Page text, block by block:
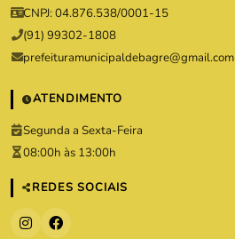
CNPJ: 04.876.538/0001-15
(91) 99302-1808
prefeituramunicipaldebagre@gmail.com
ATENDIMENTO
Segunda a Sexta-Feira
08:00h às 13:00h
REDES SOCIAIS